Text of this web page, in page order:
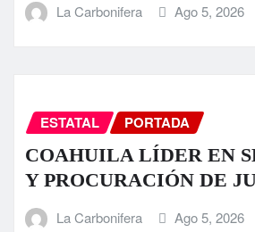
La Carbonifera Ago 5, 2026
ESTATAL PORTADA
COAHUILA LÍDER EN
Y PROCURACIÓN DE
La Carbonifera Ago 5, 2026